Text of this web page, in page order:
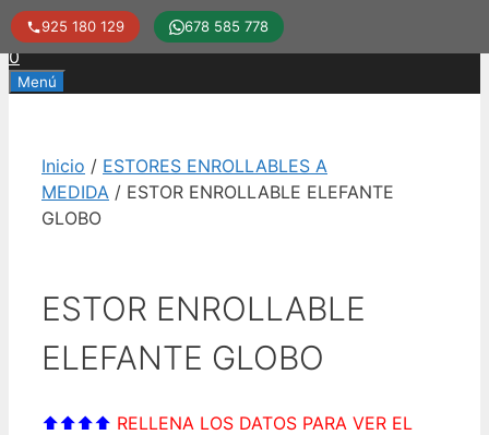
Saltar
al
925 180 129 678 585 778
0
Menú
Inicio / ESTORES ENROLLABLES A
MEDIDA / ESTOR ENROLLABLE ELEFANTE
GLOBO
ESTOR ENROLLABLE
ELEFANTE GLOBO
⬆⬆⬆⬆ RELLENA LOS DATOS PARA VER EL